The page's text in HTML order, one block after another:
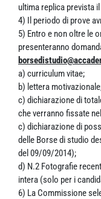
ultima replica prevista
4) Il periodo di prove
5) Entro e non oltre le
presenteranno
a) curriculum vitae;
b) lettera
c) dichiarazione di
che verranno fissate
c) dichiarazione di
delle Borse di studio
del 09/09/2014);
d) N.2 Fotografie
intera (solo per i
6) La Commissione